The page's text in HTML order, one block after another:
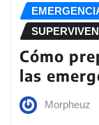
Cómo
las
Morpheuz